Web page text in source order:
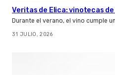
Veritas de Elica: vinotecas
Durante el verano, el vino cumple
31 JULIO, 2026